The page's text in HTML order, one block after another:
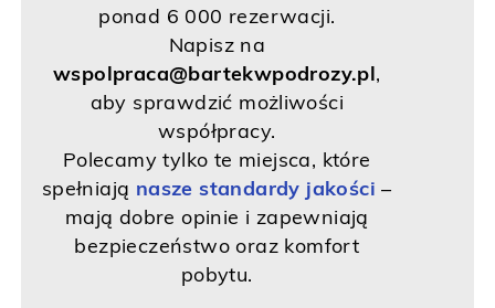
ponad 6 000 rezerwacji.
Napisz na
wspolpraca@bartekwpodrozy.pl,
aby sprawdzić możliwości
współpracy.
Polecamy tylko te miejsca, które
spełniają nasze standardy jakości –
mają dobre opinie i zapewniają
bezpieczeństwo oraz komfort
pobytu.